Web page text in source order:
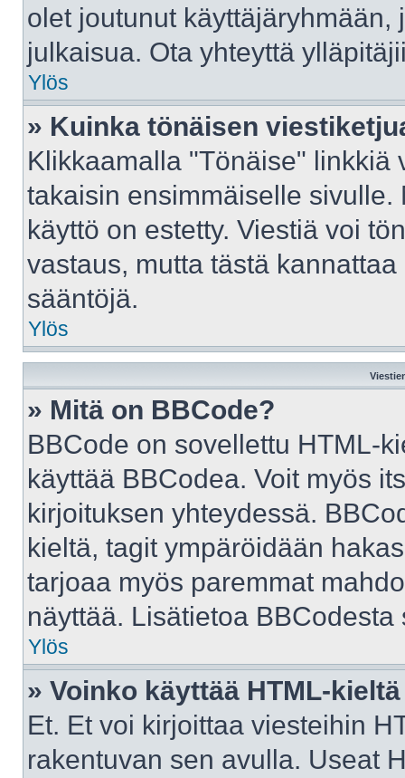
olet joutunut
julkaisua. Ota yhteyttä
Ylös
» Kuinka tönäisen
Klikkaamalla "Tönäise" linkkiä
takaisin ensimmäiselle
käyttö on estetty. Viestiä voi
vastaus, mutta tästä
sääntöjä.
Ylös
» Mitä on BBCode?
BBCode on sovellettu HTML-
käyttää BBCodea. Voit myös
kirjoituksen yhteydessä.
kieltä, tagit ympäröidään
tarjoaa myös paremmat
näyttää. Lisätietoa
Ylös
» Voinko käyttää HTML-
Et. Et voi kirjoittaa viesteihin
rakentuvan sen avulla. Useat